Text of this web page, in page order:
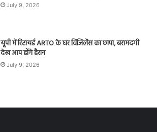
July 9, 2026
यूपी में रिटायर्ड ARTO के घर विजिलेंस का छापा, बरामदगी
देख आप होंगे हैरान
July 9, 2026